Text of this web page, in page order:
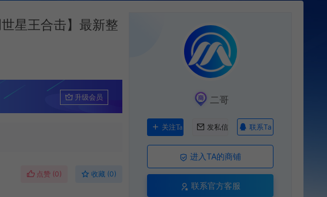
星王合击】最新整
升级会员
点赞 (0) 收藏 (0)
二哥
关注Ta 发私信 联系Ta
进入TA的商铺
联系官方客服